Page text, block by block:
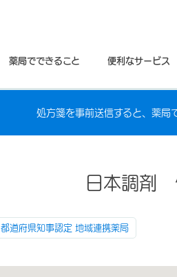
薬局でできること 便利なサービス
処方箋を事前送信すると、薬局
日本調剤
都道府県知事認定 地域連携薬局